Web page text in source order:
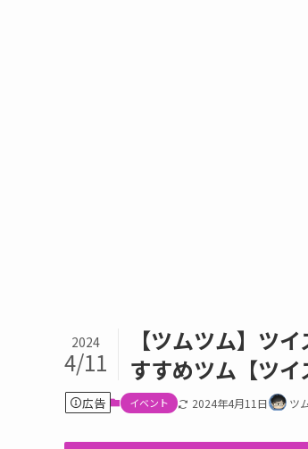
【ツムツム】ツ
すすめツム【ツイ
2024
4/11
広告 イベント 2024年4月11日 ツ